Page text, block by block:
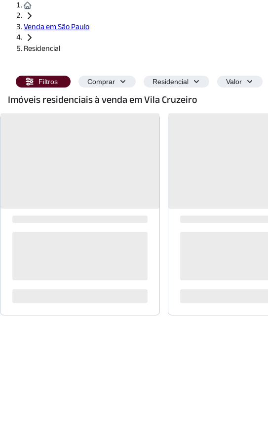
Venda em São Paulo
Residencial
Filtros Comprar Residencial Valor
Imóveis residenciais à venda em Vila Cruzeiro